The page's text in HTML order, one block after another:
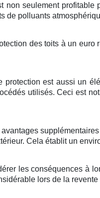
non seulement profitable
de polluants
des toits à un euro
protection est aussi un
utilisés. Ceci est
avantages supplémentaires
. Cela établitun
lesconséquences à
lors de la revente